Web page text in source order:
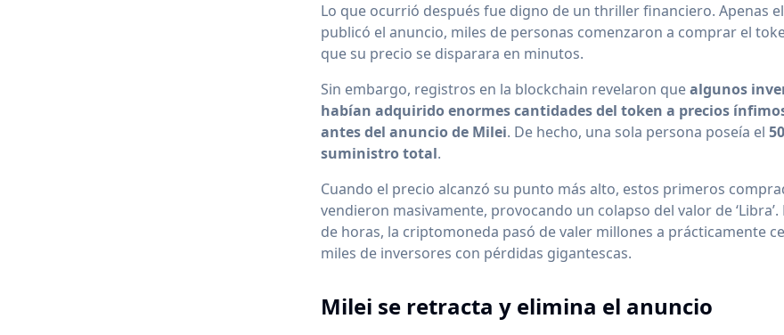
Lo que ocurrió después fue digno de un thriller financiero. Apenas
publicó el anuncio, miles de personas comenzaron a comprar el
que su precio se disparara en minutos.
Sin embargo, registros en la blockchain revelaron quealgunos
habían adquirido enormes cantidades del token a precios
antes del anuncio de Milei. De hecho, una sola persona poseía el
suministro total.
Cuando el precio alcanzó su punto más alto, estos primeros
vendieron masivamente, provocando un colapso del valor de ‘Libra’.
de horas, la criptomoneda pasó de valer millones a prácticamente
miles de inversores con pérdidas gigantescas.
Milei se retracta y elimina el anuncio